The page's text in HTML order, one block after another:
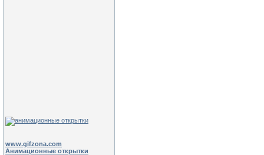
www.gifzona.com
Анимационные открытки